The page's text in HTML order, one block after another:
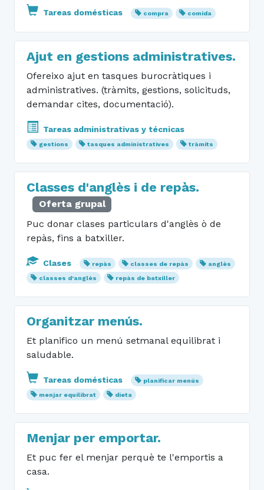
Tareas domésticas compra comida
Ajut en gestions administratives.
Ofereixo ajut en tasques burocràtiques i
administratives. (tràmits, gestions, solicituds,
demandar cites, documentació).
Tareas administrativas y técnicas
gestions tasques administratives tràmits
Classes d'anglès i de repàs.
Oferta grupal
Puc donar clases particulars d'anglès ò de
repàs, fins a batxiller.
Clases repàs classes de repàs
anglès
classes d'anglès
repàs de batxiller
Organitzar menús.
Et planifico un menú setmanal equilibrat i
saludable.
Tareas domésticas
planificar menús
menjar equilibrat
dieta
Menjar per emportar.
Et puc fer el menjar perquè te l'emportis a
casa.